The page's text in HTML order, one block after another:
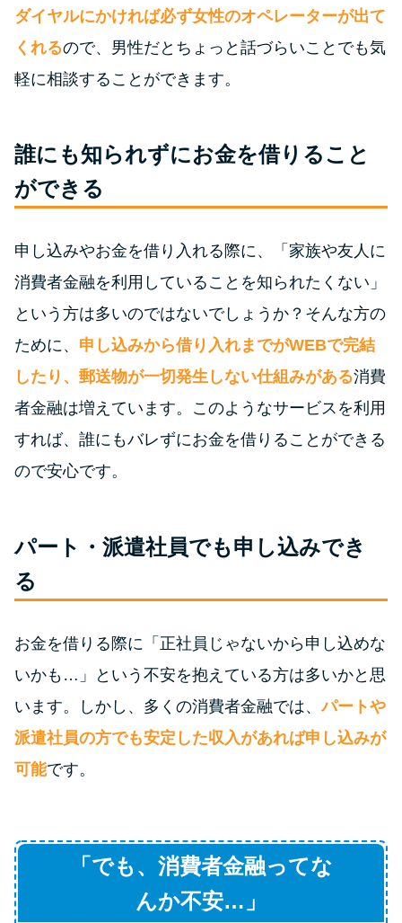
銀行カードローンを選ぶべき4つ
無利息期間を利用して利息0円で
種類・特徴別一覧
は解決しないと危険な理由と対
処法3つ
家賃払えないが強制退去は避け
たい…市役所に相談より賢い方
法2選
やシステムをカードローンと比
未成年でもお金を借りられる？
学生がお金を借りる方法があ
る？
ソフト闇金とは？悪質な手口に
は要注意！
ダイヤルにかければ必ず女性のオペレーターが出て
くれるので、男性だとちょっと話づらいことでも気
軽に相談することができます。
誰にも知られずにお金を借りること
ができる
申し込みやお金を借り入れる際に、「家族や友人に
消費者金融を利用していることを知られたくない」
という方は多いのではないでしょうか？そんな方の
ために、 申し込みから借り入れまでがWEBで完結
したり、郵送物が一切発生しない仕組みがある消費
者金融は増えています。このようなサービスを利用
すれば、誰にもバレずにお金を借りることができる
ので安心です。
パート・派遣社員でも申し込みでき
る
お金を借りる際に「正社員じゃないから申し込めな
いかも…」という不安を抱えている方は多いかと思
います。しかし、多くの消費者金融では、パートや
派遣社員の方でも安定した収入があれば申し込みが
可能です。
「でも、消費者金融ってな
んか不安…」